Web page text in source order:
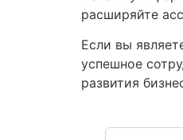
расширяйте
Если вы
успешное
развития